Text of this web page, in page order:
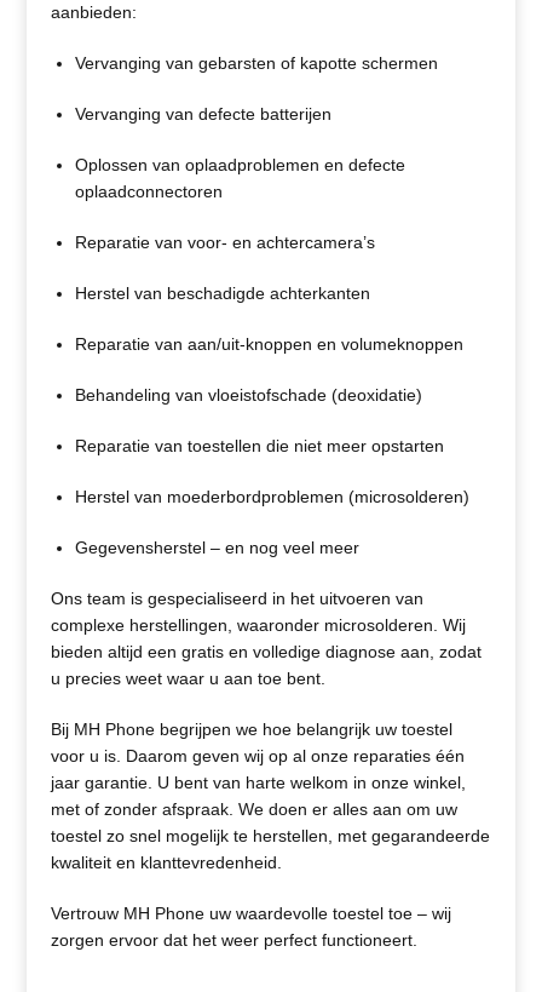
aanbieden:
Vervanging van gebarsten of kapotte schermen
Vervanging van defecte batterijen
Oplossen van oplaadproblemen en defecte
oplaadconnectoren
Reparatie van voor- en achtercamera’s
Herstel van beschadigde achterkanten
Reparatie van aan/uit-knoppen en volumeknoppen
Behandeling van vloeistofschade (deoxidatie)
Reparatie van toestellen die niet meer opstarten
Herstel van moederbordproblemen (microsolderen)
Gegevensherstel – en nog veel meer
Ons team is gespecialiseerd in het uitvoeren van
complexe herstellingen, waaronder microsolderen. Wij
bieden altijd een gratis en volledige diagnose aan, zodat
u precies weet waar u aan toe bent.
Bij MH Phone begrijpen we hoe belangrijk uw toestel
voor u is. Daarom geven wij op al onze reparaties één
jaar garantie. U bent van harte welkom in onze winkel,
met of zonder afspraak. We doen er alles aan om uw
toestel zo snel mogelijk te herstellen, met gegarandeerde
kwaliteit en klanttevredenheid.
Vertrouw MH Phone uw waardevolle toestel toe – wij
zorgen ervoor dat het weer perfect functioneert.